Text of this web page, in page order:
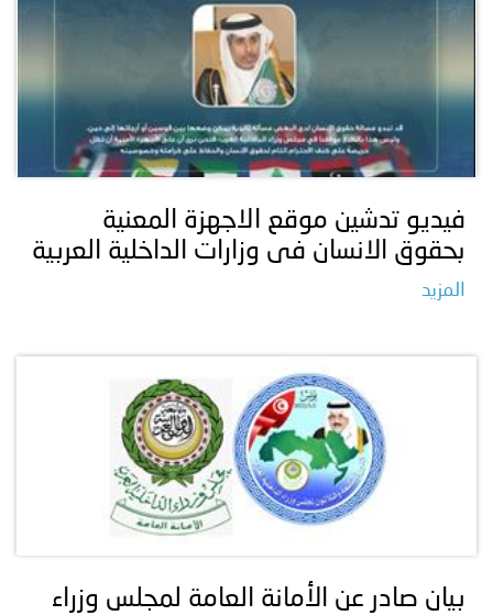
فيديو تدشين موقع الاجهزة المعنية
بحقوق الانسان فى وزارات الداخلية العربية
المزيد
بيان صادر عن الأمانة العامة لمجلس وزراء